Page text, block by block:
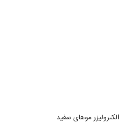
الکترولیزر موهای سفید